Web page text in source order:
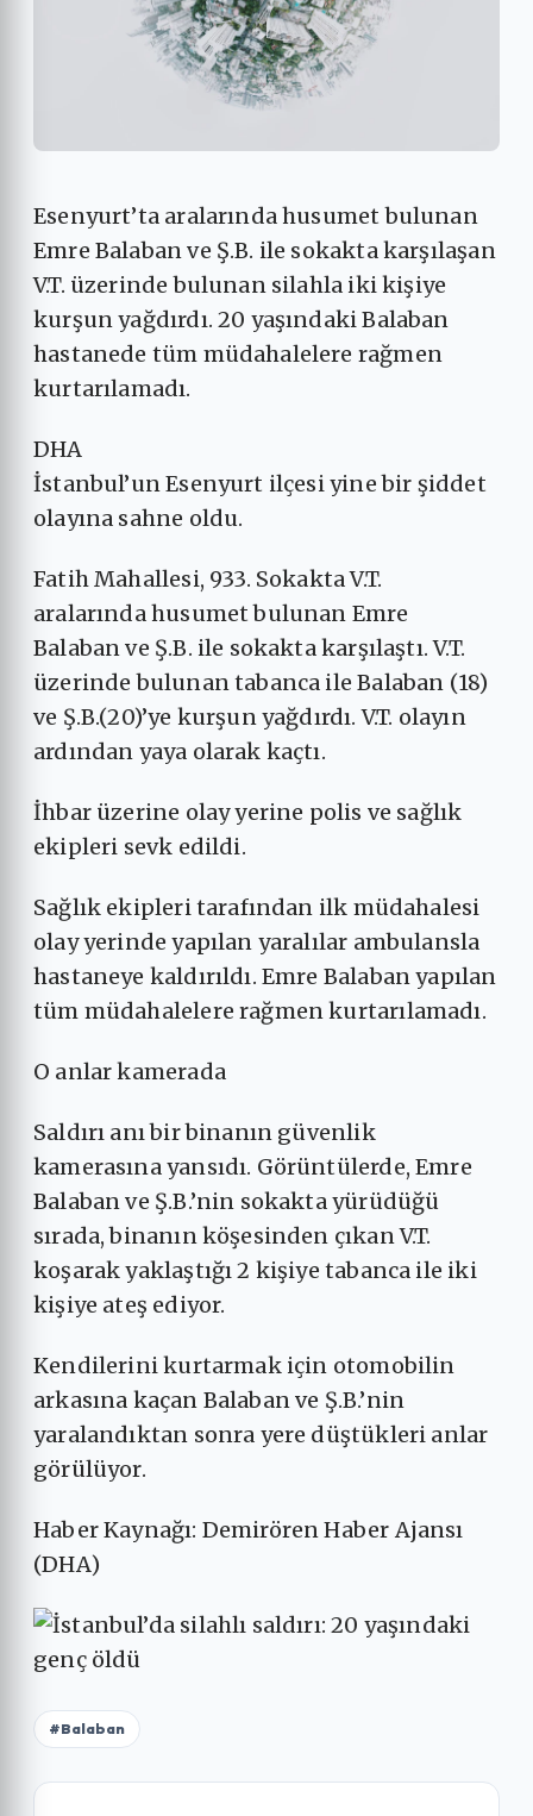
Esenyurt’ta aralarında husumet bulunan
Emre Balaban ve Ş.B. ile sokakta karşılaşan
V.T. üzerinde bulunan silahla iki kişiye
kurşun yağdırdı. 20 yaşındaki Balaban
hastanede tüm müdahalelere rağmen
kurtarılamadı.
DHA
İstanbul’un Esenyurt ilçesi yine bir şiddet
olayına sahne oldu.
Fatih Mahallesi, 933. Sokakta V.T.
aralarında husumet bulunan Emre
Balaban ve Ş.B. ile sokakta karşılaştı. V.T.
üzerinde bulunan tabanca ile Balaban (18)
ve Ş.B.(20)’ye kurşun yağdırdı. V.T. olayın
ardından yaya olarak kaçtı.
İhbar üzerine olay yerine polis ve sağlık
ekipleri sevk edildi.
Sağlık ekipleri tarafından ilk müdahalesi
olay yerinde yapılan yaralılar ambulansla
hastaneye kaldırıldı. Emre Balaban yapılan
tüm müdahalelere rağmen kurtarılamadı.
O anlar kamerada
Saldırı anı bir binanın güvenlik
kamerasına yansıdı. Görüntülerde, Emre
Balaban ve Ş.B.’nin sokakta yürüdüğü
sırada, binanın köşesinden çıkan V.T.
koşarak yaklaştığı 2 kişiye tabanca ile iki
kişiye ateş ediyor.
Kendilerini kurtarmak için otomobilin
arkasına kaçan Balaban ve Ş.B.’nin
yaralandıktan sonra yere düştükleri anlar
görülüyor.
Haber Kaynağı: Demirören Haber Ajansı
(DHA)
#Balaban